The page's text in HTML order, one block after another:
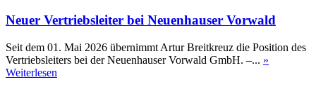
Neuer Vertriebsleiter bei Neuenhauser Vorwald
Seit dem 01. Mai 2026 übernimmt Artur Breitkreuz die Position des
Vertriebsleiters bei der Neuenhauser Vorwald GmbH. –... »
Weiterlesen